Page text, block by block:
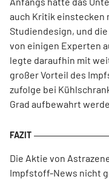
auch Kritik einstecken
Studiendesign, und
von einigen Experten
legte daraufhin mit
großer Vorteil des
zufolge bei
Grad aufbewahrt
Die Aktie von
Impfstoff-News nicht